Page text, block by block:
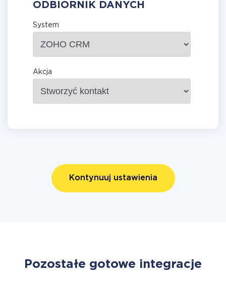
ODBIORNIK DANYCH
System
Akcja
Kontynuuj ustawienia
Pozostałe gotowe integracje